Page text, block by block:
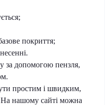
покриття;
за допомогою пензля,
простим і швидким,
На нашому сайті можна